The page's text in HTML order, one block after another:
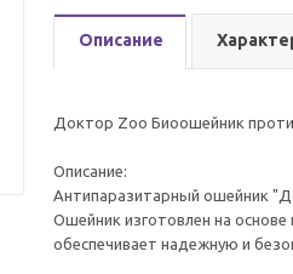
Описание
Доктор Zoo Биоошейник
Описание:
Антипаразитарный ошейник
Ошейник изготовлен на основе
обеспечивает надежную и